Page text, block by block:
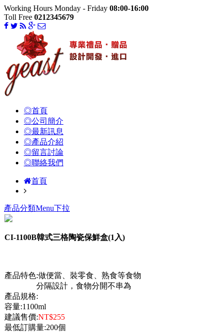
Working Hours Monday - Friday 08:00-16:00
Toll Free 0212345679
◎首頁
◎公司簡介
◎最新訊息
◎產品介紹
◎留言討論
◎聯絡我們
首頁
產品分類Menu下拉
CI-1100B韓式三格陶瓷保鮮盒(1入)
產品特色:做便當、裝零食、熟食等食物
分隔設計，食物分開不串為
產品規格:
容量:1100ml
建議售價:NT$255
最低訂購量:200個